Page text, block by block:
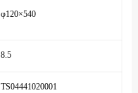
φ120×540
8.5
TS04441020001